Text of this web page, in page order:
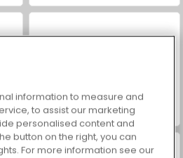
Car Parking City Duel
information to measure and
to assist our marketing
personalised content and
button on the right, you can
For more information see our